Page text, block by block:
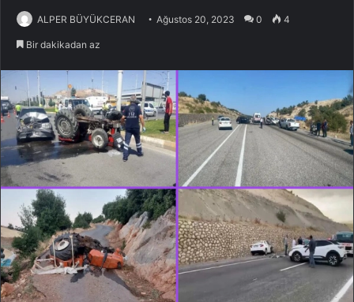
ALPER BÜYÜKCERAN Ağustos 20, 2023 0 4
Bir dakikadan az